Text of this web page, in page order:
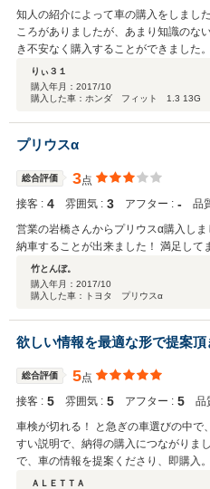
不明とさせていただきましたが気持ち
れからも、皆様の素敵なカーライフの
ります。 ありがとうございました。
です。 今後ともよろしくお願いい
知人の紹介によって車の購入をしまし
ころがありましたが、あまり知識のな
き不安なく購入することができました
で答えて頂き納車までスムーズにこと
ちよく車を買うことができました。
りぃ３１
購入年月： 2017/10
購入した車：ホンダ フィット 1.3 13G
プリウスα
総合評価 3点
接客 : 4 雰囲気 : 3 アフター : ‐ 品
営業の岩橋さんからプリウスα購入し
納車することが出来ました！ 満足して
竹とんぼ。
購入年月： 2017/10
購入した車：トヨタ プリウスα
欲しい情報を最適な形で提案頂
総合評価 5点
接客 : 5 雰囲気 : 5 アフター : 5 品
車検が切れる！ と急ぎの車選びの中
すい説明で、納得の購入につながり
で、車の情報を提案くださり、即購入。 相談を聞いてくれるお店で、オスス
メです。 情報量すごく、車選びが楽しくなりました。
ＡＬＥＴＴＡ